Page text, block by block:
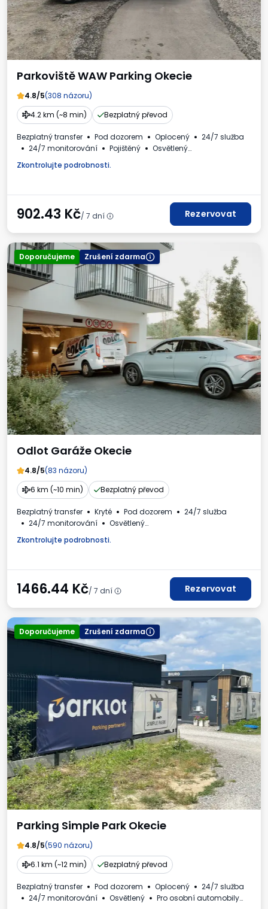
Parkoviště WAW Parking Okecie
4.8/5(308 názoru)
4.2 km (~8 min)
Bezplatný převod
Bezplatný transfer Pod dozorem Oplocený
24/7 služba
24/7 monitorování
Pojištěný
Osvětlený
Zkontrolujte podrobnosti.
902.43 Kč/ 7 dní Rezervovat
Doporučujeme Zrušení zdarma
Odlot Garáže Okecie
4.8/5(83 názoru)
6 km (~10 min)
Bezplatný převod
Bezplatný transfer Kryté Pod dozorem
24/7 služba
24/7 monitorování
Osvětlený
Fakturaod obsluhy parkoviště.
Zkontrolujte podrobnosti.
1466.44 Kč/ 7 dní Rezervovat
Doporučujeme Zrušení zdarma
Parking Simple Park Okecie
4.8/5(590 názoru)
6.1 km (~12 min)
Bezplatný převod
Bezplatný transfer Pod dozorem Oplocený
24/7 služba
24/7 monitorování
Osvětlený
Pro osobní automobily